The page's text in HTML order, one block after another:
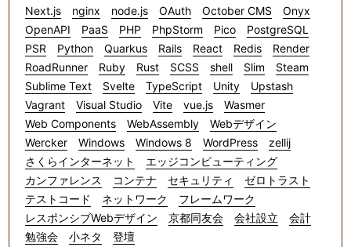
Next.js
nginx node.js OAuth October CMS
Onyx
OpenAPI
PaaS PHP PhpStorm Pico
PostgreSQL
PSR
Python Quarkus Rails React Redis
Render
RoadRunner
Ruby Rust SCSS shell Slim
Steam
Sublime Text
Svelte TypeScript Unity
Upstash
Vagrant
Visual Studio Vite vue.js
Wasmer
Web Components
WebAssembly
Webデザイン
Wercker
Windows Windows 8 WordPress
zellij
さくらインターネット
エッジコンピューティング
カンファレンス
コンテナ セキュリティ
ゼロトラスト
テストコード
ネットワーク
フレームワーク
レスポンシブWebデザイン
京都同友会 会社設立
会計
勉強会
小ネタ 登壇